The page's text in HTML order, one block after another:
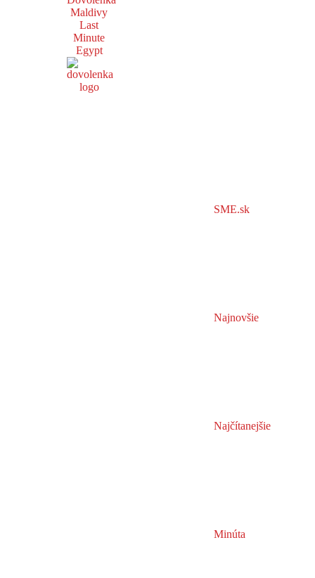
Maldivy
Last
Minute
Egypt
SME.sk
Najnovšie
Najčítanejšie
Minúta